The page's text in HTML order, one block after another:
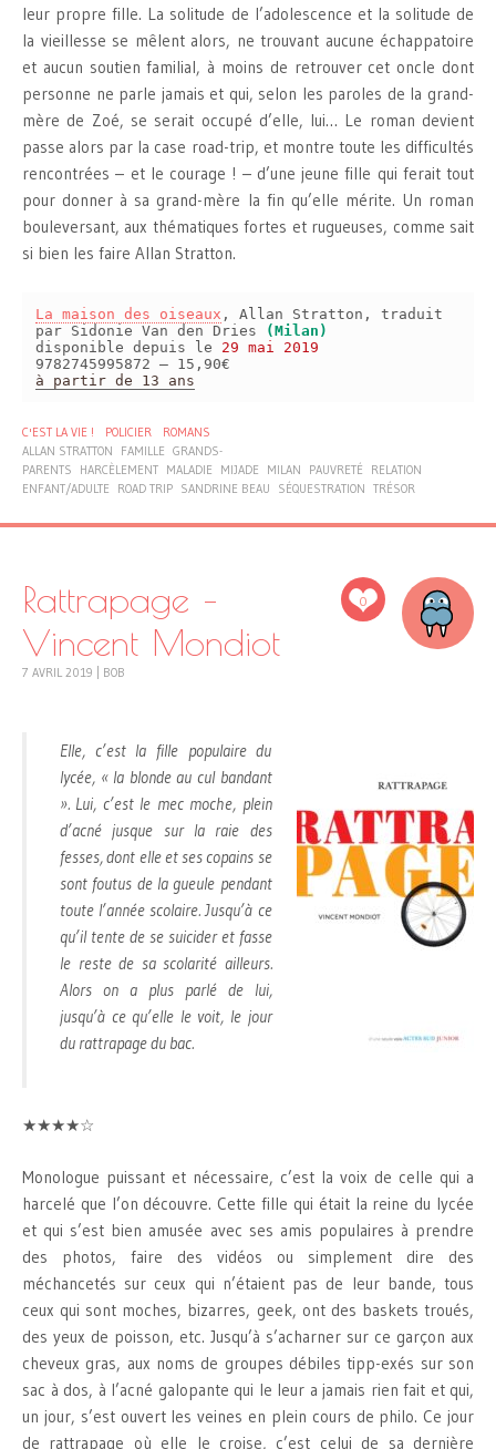
leur propre fille. La solitude de l’adolescence et la solitude de
la vieillesse se mêlent alors, ne trouvant aucune échappatoire
et aucun soutien familial, à moins de retrouver cet oncle dont
personne ne parle jamais et qui, selon les paroles de la grand-
mère de Zoé, se serait occupé d’elle, lui… Le roman devient
passe alors par la case road-trip, et montre toute les difficultés
rencontrées – et le courage ! – d’une jeune fille qui ferait tout
pour donner à sa grand-mère la fin qu’elle mérite. Un roman
bouleversant, aux thématiques fortes et rugueuses, comme sait
si bien les faire Allan Stratton.
La maison des oiseaux , Allan Stratton, traduit
par Sidonie Van den Dries
(Milan)
disponible depuis le 29 mai 2019
9782745995872 – 15,90€
à partir de 13 ans
C'EST LA VIE ! POLICIER
ROMANS
ALLAN STRATTON
FAMILLE GRANDS-
PARENTS
HARCÈLEMENT MALADIE MIJADE MILAN PAUVRETÉ
RELATION
ENFANT/ADULTE
ROAD TRIP SANDRINE BEAU SÉQUESTRATION TRÉSOR
0
Rattrapage –
Vincent Mondiot
7 AVRIL 2019 BOB
Elle, c’est la fille populaire du
lycée, « la blonde au cul bandant
». Lui, c’est le mec moche, plein
d’acné jusque sur la raie des
fesses, dont elle et ses copains se
sont foutus de la gueule pendant
toute l’année scolaire. Jusqu’à ce
qu’il tente de se suicider et fasse
le reste de sa scolarité ailleurs.
Alors on a plus parlé de lui,
jusqu’à ce qu’elle le voit, le jour
du rattrapage du bac.
★★★★☆
Monologue puissant et nécessaire, c’est la voix de celle qui a
harcelé que l’on découvre. Cette fille qui était la reine du lycée
et qui s’est bien amusée avec ses amis populaires à prendre
des photos, faire des vidéos ou simplement dire des
méchancetés sur ceux qui n’étaient pas de leur bande, tous
ceux qui sont moches, bizarres, geek, ont des baskets troués,
des yeux de poisson, etc. Jusqu’à s’acharner sur ce garçon aux
cheveux gras, aux noms de groupes débiles tipp-exés sur son
sac à dos, à l’acné galopante qui le leur a jamais rien fait et qui,
un jour, s’est ouvert les veines en plein cours de philo. Ce jour
de rattrapage où elle le croise, c’est celui de sa dernière